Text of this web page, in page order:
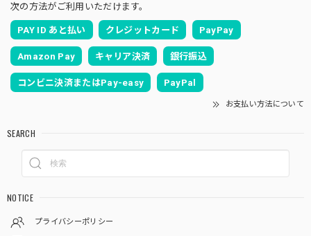
次の方法がご利用いただけます。
PAY ID あと払い クレジットカード PayPay
Amazon Pay キャリア決済 銀行振込
コンビニ決済またはPay-easy PayPal
お支払い方法について
SEARCH
NOTICE
プライバシーポリシー